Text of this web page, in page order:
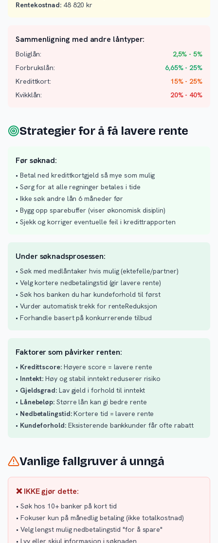
Rentekostnad:48 820 kr
Sammenligning med andre låntyper:
Boliglån:
2,5% - 5%
Forbrukslån:
6,65% - 25%
Kredittkort:
15% - 25%
Kvikklån:
20% - 40%
Strategier for å få lavere rente
Før søknad:
• Betal ned kredittkortgjeld så mye som mulig
• Sørg for at alle regninger betales i tide
• Ikke søk andre lån 6 måneder før
• Bygg opp sparebuffer (viser økonomisk disiplin)
• Sjekk og korriger eventuelle feil i kredittrapporten
Under søknadsprosessen:
• Søk med medlåntaker hvis mulig (ektefelle/partner)
• Velg kortere nedbetalingstid (gir lavere rente)
• Søk hos banken du har kundeforhold til først
• Vurder automatisk trekk for renteReduksjon
• Forhandle basert på konkurrerende tilbud
Faktorer som påvirker renten:
• Kredittscore:Høyere score = lavere rente
• Inntekt: Høy og stabil inntekt reduserer risiko
• Gjeldsgrad:Lav gjeld i forhold til inntekt
• Lånebeløp: Større lån kan gi bedre rente
• Nedbetalingstid:Kortere tid = lavere rente
• Kundeforhold:Eksisterende bankkunder får ofte rabatt
Vanlige fallgruver å unngå
❌ IKKE gjør dette:
• Søk hos 10+ banker på kort tid
• Fokuser kun på månedlig betaling (ikke totalkostnad)
• Velg lengst mulig nedbetalingstid "for å spare"
• Lyv eller skjul informasjon i søknaden